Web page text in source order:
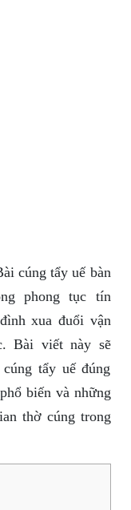
cúng tẩy uế bàn
phong tục tín
xua đuổi vận
Bài viết này sẽ
tẩy uế đúng
biến và những
thờ cúng trong